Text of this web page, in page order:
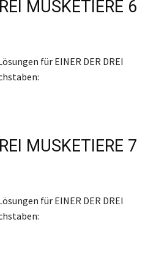
MUSKETIERE 6
für EINER DER DREI
MUSKETIERE 7
für EINER DER DREI